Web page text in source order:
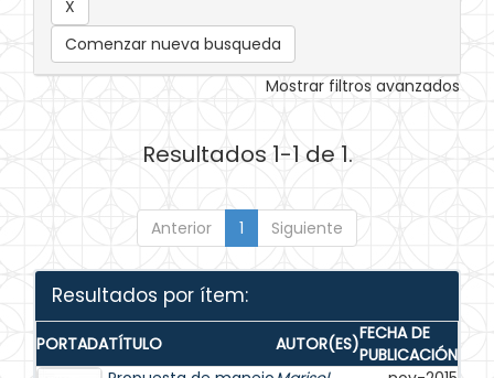
Comenzar nueva busqueda
Mostrar filtros avanzados
Resultados 1-1 de 1.
Anterior 1 Siguiente
Resultados por ítem:
PORTADATÍTULO AUTOR(ES)FECHA DE
PUBLICACIÓN